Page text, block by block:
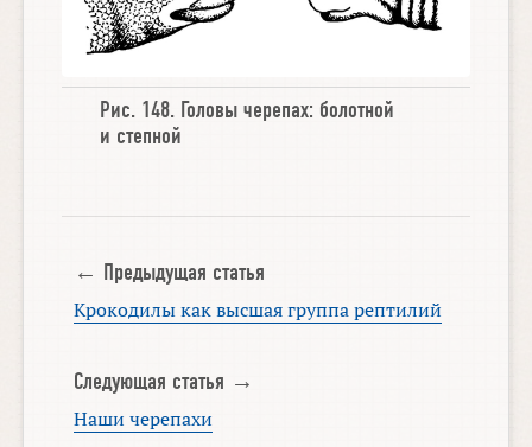
Рис. 148. Головы черепах: болотной
и степной
← Предыдущая статья
Крокодилы как высшая группа рептилий
Следующая статья →
Наши черепахи